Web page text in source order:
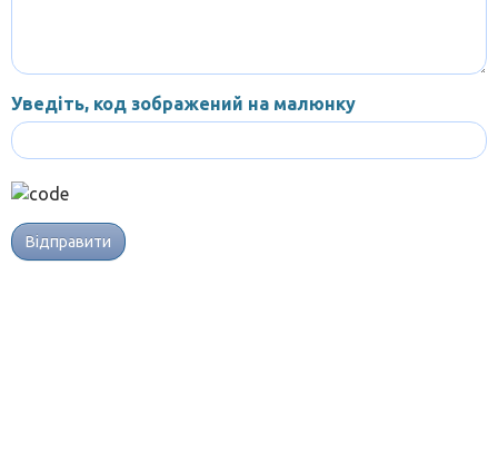
Уведіть, код зображений на малюнку
Відправити